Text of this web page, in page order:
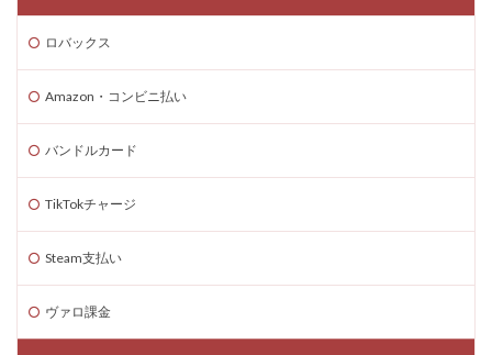
ロバックス
Amazon・コンビニ払い
バンドルカード
TikTokチャージ
Steam支払い
ヴァロ課金